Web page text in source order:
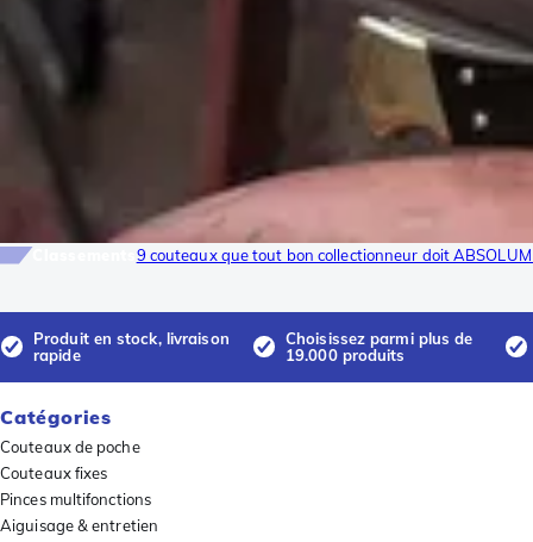
9 couteaux que tout bon collectionneur doit
Produit en stock, livraison
rapide
Choisissez parmi plus de
19.000 produits
Catégories
Couteaux de poche
Couteaux fixes
Pinces multifonctions
Aiguisage & entretien